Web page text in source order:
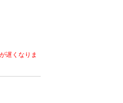
遅くなりま